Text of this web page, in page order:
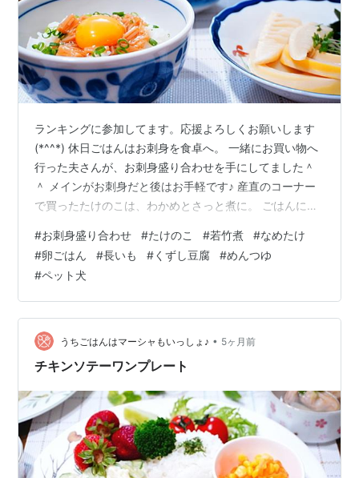
ランキングに参加してます。応援よろしくお願いします
(*^^*) 休日ごはんはお刺身を食卓へ。 一緒にお買い物へ
行った夫さんが、お刺身盛り合わせを手にしてました＾
＾ メインがお刺身だと後はお手軽です♪ 産直のコーナー
で買ったたけのこは、わかめとさっと煮に。 ごはんには
っと和む、くずし豆腐のみそ汁を添えていただきまし
た。 🍴４月18日の献立 ・お刺身 ・たけのことわかめの
さっと煮 ・なめたけ卵ごはん ・長いものめんつゆあえ
・くずし豆腐のみそ汁 🥕お刺身 お刺身盛り合わせを買っ
て自宅の器に盛りつけました。せん切り大根、わさびを
添えて。 🥕たけのこ…
#お刺身盛り合わせ #たけのこ #若竹煮 #なめたけ
#卵ごはん #長いも #くずし豆腐 #めんつゆ
#ペット犬
うちごはんはマーシャもいっしょ♪ • 5ヶ月前
チキンソテーワンプレート